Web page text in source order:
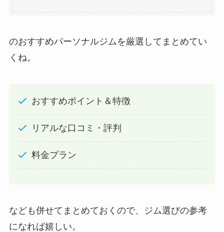
のおすすめパーソナルジムを厳選してまとめてい
くね。
おすすめポイント＆特徴
リアルな口コミ・評判
料金プラン
なども併せてまとめておくので、ジム選びの参考
になれば嬉しい。